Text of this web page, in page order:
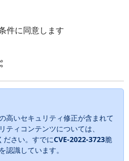
件に同意します
高いセキュリティ修正が含まれて
ティコンテンツについては、
ださい。すでにCVE-2022-3723脆
認識しています。